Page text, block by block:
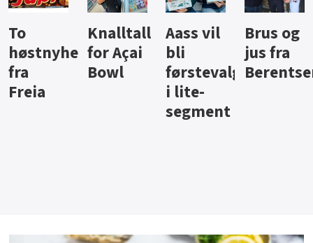
Knalltall
for Açai
Bowl
Aass vil
bli
førstevalg
Brus og
jus fra
Berentsen
Hard
iste fra
Hansa